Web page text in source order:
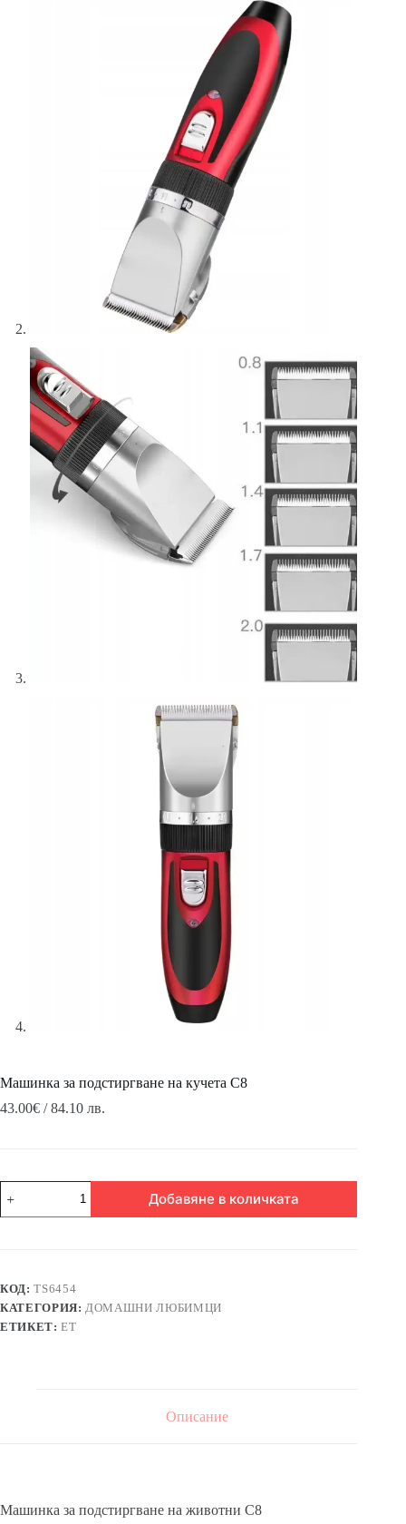
Машинка за подстиргване на кучета C8
43.00€ / 84.10 лв.
за
Машинка
C8
Добавяне в количката
КОД:TS6454
КАТЕГОРИЯ: ДОМАШНИ ЛЮБИМЦИ
ЕТИКЕТ:ЕТ
Описание
Машинка за подстиргване на животни C8